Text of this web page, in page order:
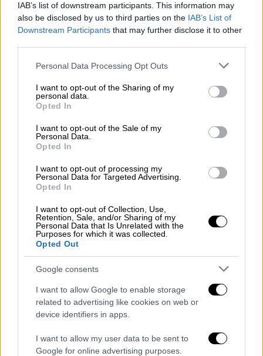
IAB’s list of downstream participants. This information may
also be disclosed by us to third parties on the IAB’s List of
Downstream Participants that may further disclose it to other
Please note that this website/app uses one or more Google
not limited to your visit or usage behaviour. You may click to
grant or deny consent to Google and its third-party tags to
use your data for below specified purposes in below Google
consent section.
Personal Data Processing Opt Outs
I want to opt-out of the Sharing of my
personal data.
Opted In
I want to opt-out of the Sale of my
Personal Data.
Opted In
I want to opt-out of processing my
Personal Data for Targeted Advertising.
Opted In
I want to opt-out of Collection, Use,
Retention, Sale, and/or Sharing of my
Personal Data that Is Unrelated with the
Purposes for which it was collected.
Opted Out
Google consents
I want to allow Google to enable storage
related to advertising like cookies on web or
device identifiers in apps.
I want to allow my user data to be sent to
Google for online advertising purposes.
Κάτα πάσα πιθανότητα το απόγευμα της
Τρίτης ο Ιταλός πρωθυπουργός Τζουζέπε
Κόντε θα παραιτηθεί
Απόψεις|23.07.2019 20:43
Ιταλικό φθινόπωρο - Σαλβίνι ή Κόντε;
Ο Σαλβίνι, που έχει δει ότι η ανταρσία κατά
των Βρυξελλών αποδίδει δηµοσκοπικά, θα
εντείνει τη λαϊκιστική ρητορική του